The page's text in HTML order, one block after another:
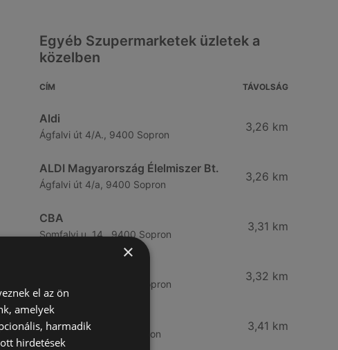
Egyéb Szupermarketek üzletek a
közelben
CÍM TÁVOLSÁG
Aldi
Ágfalvi út 4/A., 9400 Sopron
3,26 km
ALDI Magyarország Élelmiszer Bt.
Ágfalvi út 4/a, 9400 Sopron
3,26 km
CBA
Somfalvi u. 14., 9400 Sopron
3,31 km
Besenyő u. 16., 9400 Sopron
3,32 km
Reál
Ibolya út 15., 9400 Sopron
3,41 km
×
el az ön
amelyek
harmadik
hirdetések